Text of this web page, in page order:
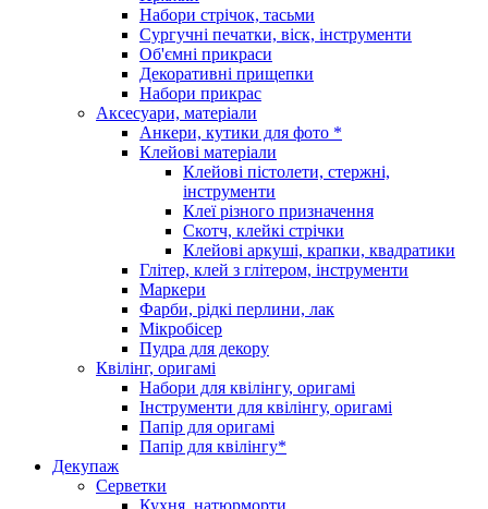
Набори стрічок, тасьми
Сургучні печатки, віск, інструменти
Об'ємні прикраси
Декоративні прищепки
Набори прикрас
Аксесуари, матеріали
Анкери, кутики для фото *
Клейові матеріали
Клейові пістолети, стержні,
інструменти
Клеї різного призначення
Скотч, клейкі стрічки
Клейові аркуші, крапки, квадратики
Глітер, клей з глітером, інструменти
Маркери
Фарби, рідкі перлини, лак
Мікробісер
Пудра для декору
Квілінг, оригамі
Набори для квілінгу, оригамі
Інструменти для квілінгу, оригамі
Папір для оригамі
Папір для квілінгу*
Декупаж
Серветки
Кухня, натюрморти